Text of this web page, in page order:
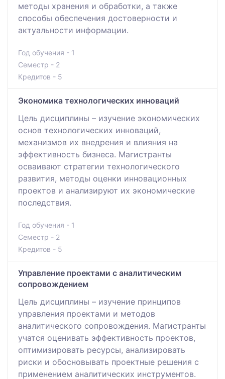
методы хранения и обработки, а также
способы обеспечения достоверности и
актуальности информации.
Год обучения - 1
Семестр - 2
Кредитов - 5
Экономика технологических инноваций
Цель дисциплины – изучение экономических
основ технологических инноваций,
механизмов их внедрения и влияния на
эффективность бизнеса. Магистранты
осваивают стратегии технологического
развития, методы оценки инновационных
проектов и анализируют их экономические
последствия.
Год обучения - 1
Семестр - 2
Кредитов - 5
Управление проектами с аналитическим
сопровождением
Цель дисциплины – изучение принципов
управления проектами и методов
аналитического сопровождения. Магистранты
учатся оценивать эффективность проектов,
оптимизировать ресурсы, анализировать
риски и обосновывать проектные решения с
применением аналитических инструментов.